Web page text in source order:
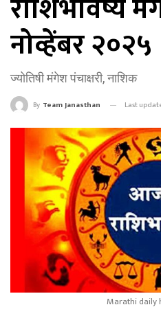
राशिभविष्य
नोव्हेंबर २०२५
ज्योतिषी मंगेश पंचाक्षरी, नाशिक
By Team Janasthan Last
Marathi daily